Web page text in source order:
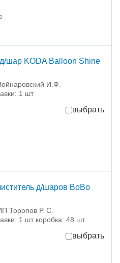
шар KODA Balloon Shine
И.Ф.
1 шт
выбрать
д/шаров BoBo
Торопов Р. С.
1 шт коробка: 48 шт
выбрать